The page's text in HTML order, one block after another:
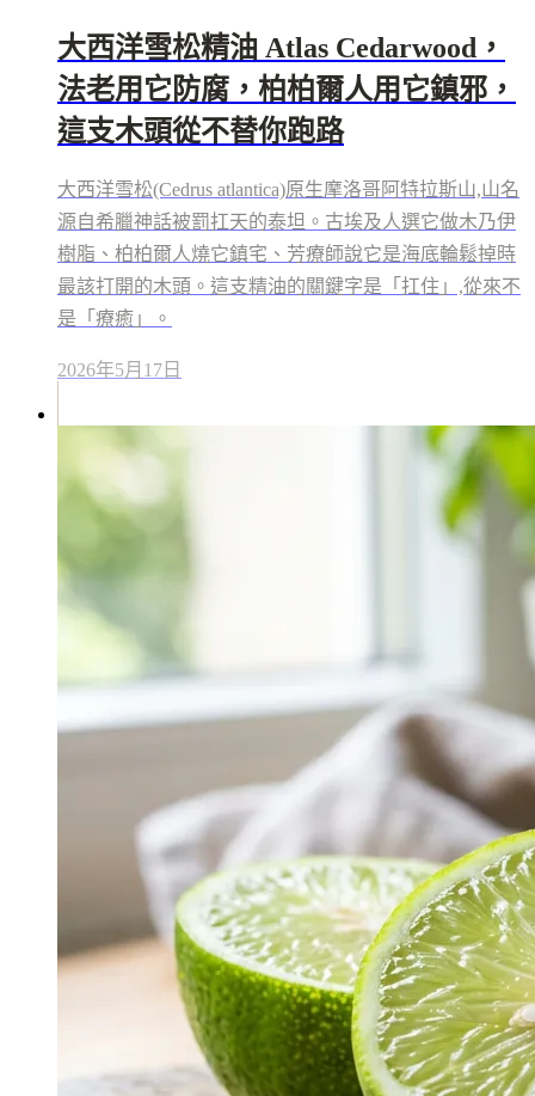
大西洋雪松精油 Atlas Cedarwood，
法老用它防腐，柏柏爾人用它鎮邪，
這支木頭從不替你跑路
大西洋雪松(Cedrus atlantica)原生摩洛哥阿特拉斯山,山名
源自希臘神話被罰扛天的泰坦。古埃及人選它做木乃伊
樹脂、柏柏爾人燒它鎮宅、芳療師說它是海底輪鬆掉時
最該打開的木頭。這支精油的關鍵字是「扛住」,從來不
是「療癒」。
2026年5月17日